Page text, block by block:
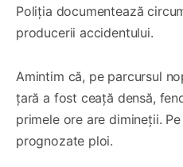
Poliția documentează
producerii accidentului.
Amintim că, pe parcursul
țară a fost ceață densă,
primele ore are dimineții.
prognozate ploi.